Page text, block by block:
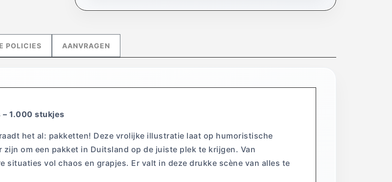
POLICIES AANVRAGEN
– 1.000 stukjes
het al: pakketten! Deze vrolijke illustratie laat op humoristische
om een pakket in Duitsland op de juiste plek te krijgen. Van
situaties vol chaos en grapjes. Er valt in deze drukke scène van alles te